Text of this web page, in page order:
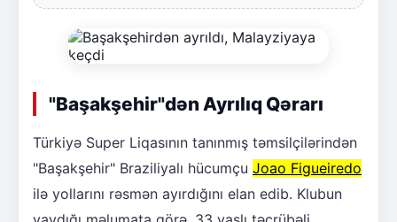
"Başakşehir"dən Ayrılıq Qərarı
Türkiyə Super Liqasının tanınmış təmsilçilərindən
"Başakşehir" Braziliyalı hücumçu Joao Figueiredo
ilə yollarını rəsmən ayırdığını elan edib. Klubun